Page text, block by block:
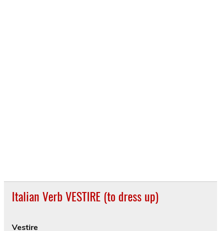
Italian Verb VESTIRE (to dress up)
Vestire